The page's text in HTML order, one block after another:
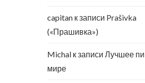
capitan к записи Prašivka
(«Прашивка»)
Michal к записи Лучшее
мире